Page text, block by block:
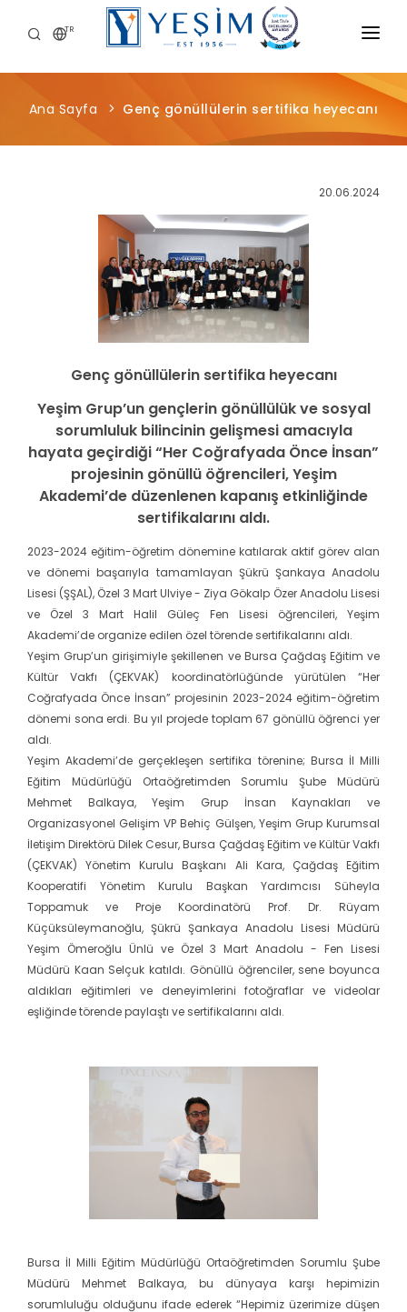
TR
KURUMSAL
ÜRÜNLERIMIZ
SÜRDÜRÜLEBILIRLIK
MEDYA MERKEZI
Ana Sayfa Genç gönüllülerin sertifika heyecanı
20.06.2024
Genç gönüllülerin sertifika heyecanı
Yeşim Grup’un gençlerin gönüllülük ve sosyal
sorumluluk bilincinin gelişmesi amacıyla
hayata geçirdiği “Her Coğrafyada Önce İnsan”
projesinin gönüllü öğrencileri, Yeşim
Akademi’de düzenlenen kapanış etkinliğinde
sertifikalarını aldı.
2023-2024 eğitim-öğretim dönemine katılarak aktif görev alan
ve dönemi başarıyla tamamlayan Şükrü Şankaya Anadolu
Lisesi (ŞŞAL), Özel 3 Mart Ulviye - Ziya Gökalp Özer Anadolu Lisesi
ve Özel 3 Mart Halil Güleç Fen Lisesi öğrencileri, Yeşim
Akademi’de organize edilen özel törende sertifikalarını aldı.
Yeşim Grup’un girişimiyle şekillenen ve Bursa Çağdaş Eğitim ve
Kültür Vakfı (ÇEKVAK) koordinatörlüğünde yürütülen “Her
Coğrafyada Önce İnsan” projesinin 2023-2024 eğitim-öğretim
dönemi sona erdi. Bu yıl projede toplam 67 gönüllü öğrenci yer
aldı.
Yeşim Akademi’de gerçekleşen sertifika törenine; Bursa İl Milli
Eğitim Müdürlüğü Ortaöğretimden Sorumlu Şube Müdürü
Mehmet Balkaya, Yeşim Grup İnsan Kaynakları ve
Organizasyonel Gelişim VP Behiç Gülşen, Yeşim Grup Kurumsal
İletişim Direktörü Dilek Cesur, Bursa Çağdaş Eğitim ve Kültür Vakfı
(ÇEKVAK) Yönetim Kurulu Başkanı Ali Kara, Çağdaş Eğitim
Kooperatifi Yönetim Kurulu Başkan Yardımcısı Süheyla
Toppamuk ve Proje Koordinatörü Prof. Dr. Rüyam
Küçüksüleymanoğlu, Şükrü Şankaya Anadolu Lisesi Müdürü
Yeşim Ömeroğlu Ünlü ve Özel 3 Mart Anadolu - Fen Lisesi
Müdürü Kaan Selçuk katıldı. Gönüllü öğrenciler, sene boyunca
aldıkları eğitimleri ve deneyimlerini fotoğraflar ve videolar
eşliğinde törende paylaştı ve sertifikalarını aldı.
Bursa İl Milli Eğitim Müdürlüğü Ortaöğretimden Sorumlu Şube
Müdürü Mehmet Balkaya, bu dünyaya karşı hepimizin
sorumluluğu olduğunu ifade ederek “Hepimiz üzerimize düşen